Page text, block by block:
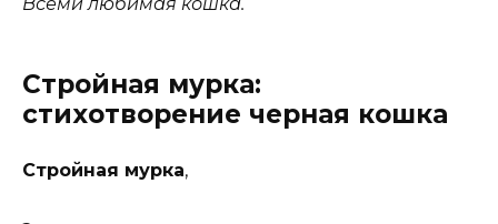
Стройная мурка:
стихотворение черная кошка
Стройная мурка,